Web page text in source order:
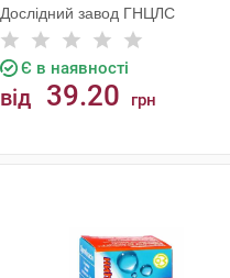
Дослідний завод ГНЦЛС
Є в наявності
від 39.20 грн